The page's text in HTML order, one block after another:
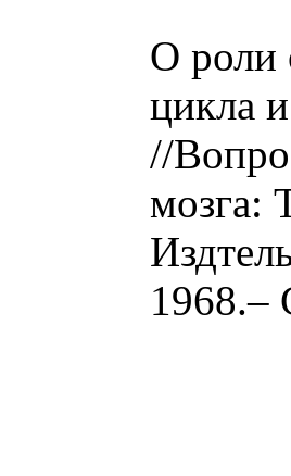
О роли
цикла
//
мозга:
1968.–